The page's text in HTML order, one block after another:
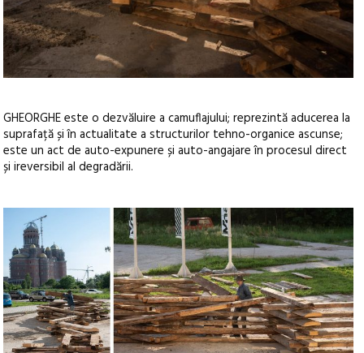
GHEORGHE este o dezvăluire a camuflajului; reprezintă aducerea la
suprafață și în actualitate a structurilor tehno-organice ascunse;
este un act de auto-expunere și auto-angajare în procesul direct
și ireversibil al degradării.